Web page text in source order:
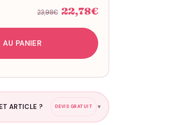
23,98€ 22,78€
PANIER
ARTICLE ? DEVIS GRATUIT ▼